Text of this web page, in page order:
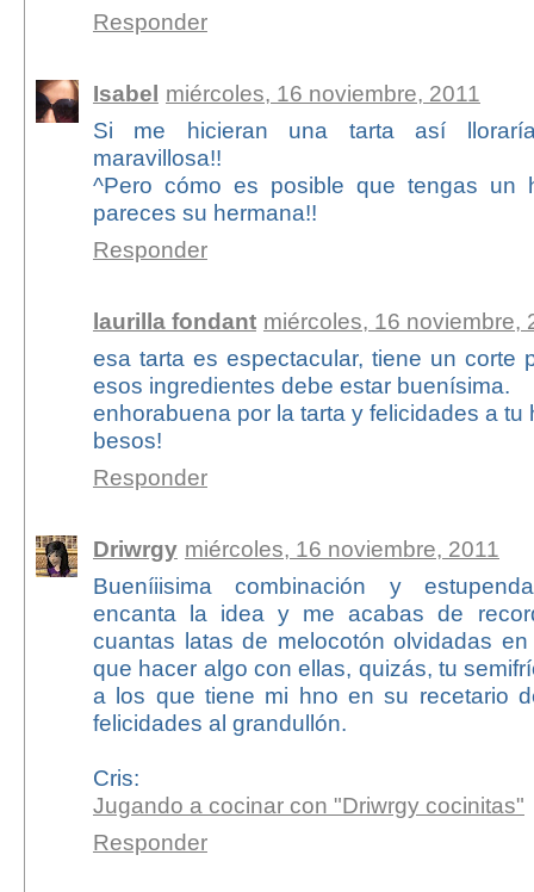
Responder
Isabel miércoles, 16 noviembre, 2011
Si me hicieran una tarta así
maravillosa!!
^Pero cómo es posible que tengas un
pareces su hermana!!
Responder
laurilla fondant miércoles, 16 noviembre,
esa tarta es espectacular, tiene un corte
esos ingredientes debe estar buenísima.
enhorabuena por la tarta y felicidades a tu
besos!
Responder
Driwrgy miércoles, 16 noviembre, 2011
Bueníiisima combinación y
encanta la idea y me acabas de
cuantas latas de melocotón olvidadas
que hacer algo con ellas, quizás, tu
a los que tiene mi hno en su recetario
felicidades al grandullón.
Cris:
Jugando a cocinar con "Driwrgy cocinitas"
Responder